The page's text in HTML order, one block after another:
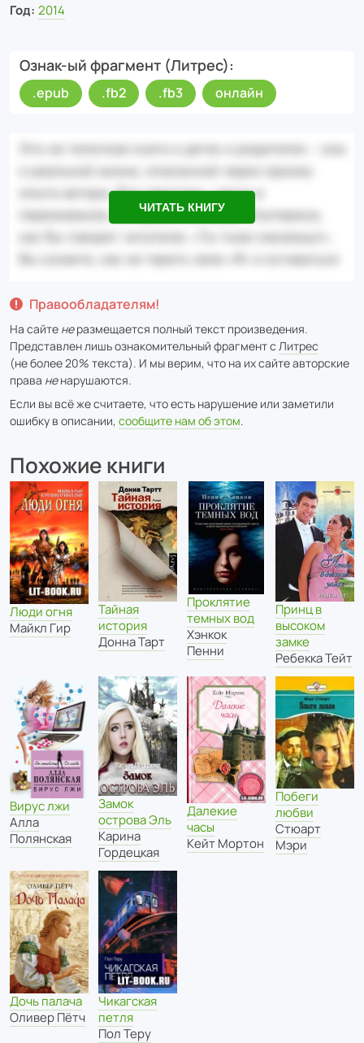
Год: 2014
Ознак-ый фрагмент (Литрес)
.epub .fb2 .fb3 онлайн
ЧИТАТЬ КНИГУ
Правообладателям!
На сайте неразмещается полный текст произведения.
Представлен лишь ознакомительный фрагмент с Литрес
(не более 20% текста). И мы верим, что на их сайте авторские
права ненарушаются.
Если вы всё же считаете, что есть нарушение или заметили
ошибку в описании, сообщите нам об этом.
Похожие книги
Люди огня
Майкл Гир
Тайная
история
Донна Тарт
Проклятие
темных вод
Хэнкок
Пенни
Принц в
высоком
замке
Ребекка Тейт
Вирус лжи
Алла
Полянская
Замок
острова Эль
Карина
Гордецкая
Далекие
часы
Кейт Мортон
Побеги
любви
Стюарт
Мэри
Дочь палача
Оливер Пётч
Чикагская
петля
Пол Теру